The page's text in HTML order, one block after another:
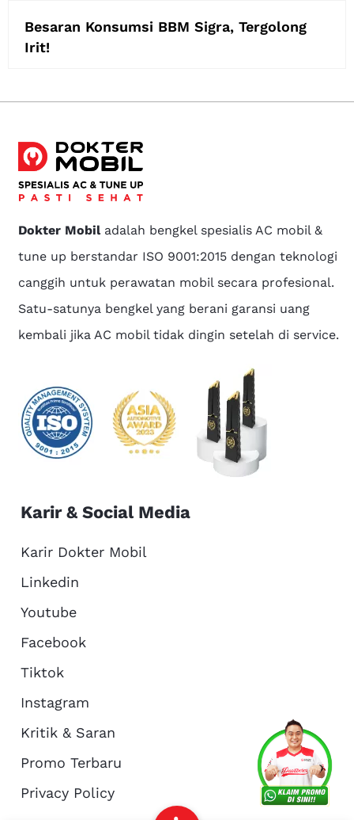
About Us
Besaran Konsumsi BBM Sigra, Tergolong
Irit!
Dokter Mobiladalah bengkel spesialis AC mobil &
tune up berstandar ISO 9001:2015 dengan teknologi
canggih untuk perawatan mobil secara profesional.
Satu-satunya bengkel yang berani garansi uang
kembali jika AC mobil tidak dingin setelah di service.
Karir & Social Media
Karir Dokter Mobil
Linkedin
Youtube
Facebook
Tiktok
Instagram
Kritik & Saran
Promo Terbaru
Privacy Policy